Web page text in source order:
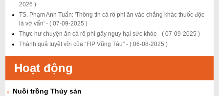
2026 )
TS. Phạm Anh Tuấn: 'Thông tin cá rô phi ăn vào chẳng khác thuốc độc
là vớ vẩn' -( 07-09-2025 )
Thực hư chuyện ăn cá rô phi gây nguy hại sức khỏe -( 07-09-2025 )
Thành quả tuyệt vời của “FIP Vũng Tàu” -( 06-08-2025 )
Hoạt động
Nuôi trồng Thủy sản